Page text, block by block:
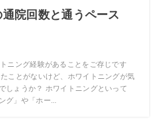
院回数と通うペース
ニング経験があることをご存じです
ことがないけど、ホワイトニングが気
しょうか？ ホワイトニングといって
グ」や「ホー...